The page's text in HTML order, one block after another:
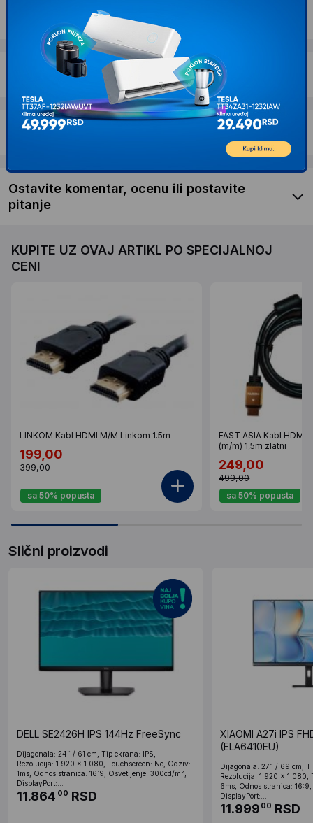
Dostava i povrat
Garancija
Recenzije kupaca
Ostavite komentar, ocenu ili postavite
pitanje
KUPITE UZ OVAJ ARTIKL PO SPECIJALNOJ
CENI
LINKOM Kabl HDMI M/M Linkom 1.5m
199,00
399,00
sa 50% popusta
FAST ASIA Kabl HDMI
(m/m) 1,5m zlatni
249,00
499,00
sa 50% popusta
Slični proizvodi
DELL SE2426H IPS 144Hz FreeSync
Dijagonala: 24˝ / 61 cm, Tip ekrana: IPS,
Rezolucija: 1.920 x 1.080, Touchscreen: Ne, Odziv:
1ms, Odnos stranica: 16:9, Osvetljenje: 300cd/m²,
DisplayPort:...
11.864 00 RSD
XIAOMI A27i IPS
(ELA6410EU)
Dijagonala: 27˝ / 69 cm,
Rezolucija: 1.920 x 1.080,
6ms, Odnos stranica:
DisplayPort:...
11.999 00 RSD